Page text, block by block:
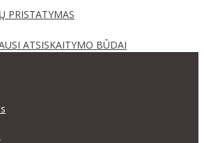
PRISTATYMAS
ATSISKAITYMO BŪDAI